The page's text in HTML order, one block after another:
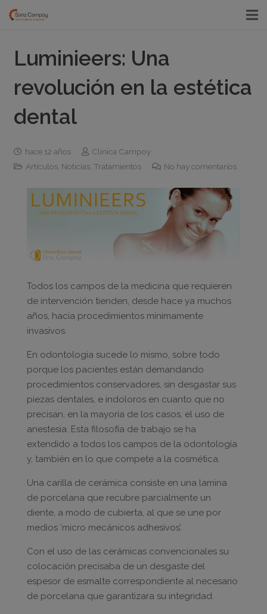
Luminieers: Una
revolución en la estética
dental
hace 12 años
Clínica Campoy
Artículos, Noticias, Tratamientos No hay comentarios
Todos los campos de la medicina que requieren
de intervención tienden, desde hace ya muchos
años, hacia procedimientos mínimamente
invasivos.
En odontología sucede lo mismo, sobre todo
porque los pacientes están demandando
procedimientos conservadores, sin desgastar sus
piezas dentales, e indoloros en cuanto que no
precisan, en la mayoría de los casos, el uso de
anestesia. Esta filosofía de trabajo se ha
extendido a todos los campos de la odontología
y, también en lo que compete a la cosmética.
Una carilla de cerámica consiste en una lamina
de porcelana que recubre parcialmente un
diente, a modo de cubierta, al que se une por
medios ‘micro mecánicos adhesivos’.
Con el uso de las cerámicas convencionales su
colocación precisaba de un desgaste del
espesor de esmalte correspondiente al necesario
de porcelana que garantizara su integridad.